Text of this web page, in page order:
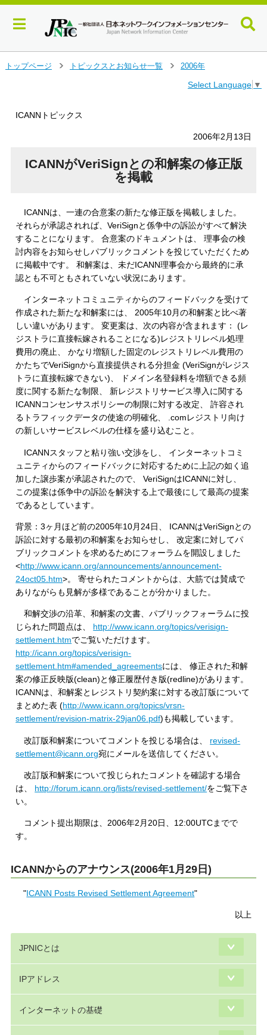
トップページ
トピックスとお知らせ一覧
2006年
Select Language ▼
ICANNトピックス
2006年2月13日
ICANNがVeriSignとの和解案の修正版
を掲載
ICANNは、一連の合意案の新たな修正版を掲載しました。
それらが承認されれば、VeriSignと係争中の訴訟がすべて解決
することになります。 合意案のドキュメントは、 理事会の検
討内容をお知らせしパブリックコメントを投じていただくため
に掲載中です。 和解案は、未だICANN理事会から最終的に承
認とも不可ともされていない状況にあります。
インターネットコミュニティからのフィードバックを受けて
作成された新たな和解案には、 2005年10月の和解案と比べ著
しい違いがあります。 変更案は、次の内容が含まれます： (レ
ジストラに直接転嫁されることになる)レジストリレベル処理
費用の廃止、 かなり増額した固定のレジストリレベル費用の
かたちでVeriSignから直接提供される分担金 (VeriSignがレジス
トラに直接転嫁できない)、 ドメイン名登録料を増額できる頻
度に関する新たな制限、 新レジストリサービス導入に関する
ICANNコンセンサスポリシーの制限に対する改定、 許容され
るトラフィックデータの使途の明確化、 .comレジストリ向け
の新しいサービスレベルの仕様を盛り込むこと。
ICANNスタッフと粘り強い交渉をし、 インターネットコミ
ュニティからのフィードバックに対応するために上記の如く追
加した譲歩案が承認されたので、 VeriSignはICANNに対し、
この提案は係争中の訴訟を解決する上で最後にして最高の提案
であるとしています。
背景：3ヶ月ほど前の2005年10月24日、 ICANNはVeriSignとの
訴訟に対する最初の和解案をお知らせし、 改定案に対してパ
ブリックコメントを求めるためにフォーラムを開設しました
<http://www.icann.org/announcements/announcement-
24oct05.htm>。 寄せられたコメントからは、大筋では賛成で
ありながらも見解が多様であることが分かりました。
和解交渉の沿革、和解案の文書、パブリックフォーラムに投
じられた問題点は、 http://www.icann.org/topics/verisign-
settlement.htmでご覧いただけます。
http://icann.org/topics/verisign-
settlement.htm#amended_agreementsには、 修正された和解
案の修正反映版(clean)と修正履歴付き版(redline)があります。
ICANNは、和解案とレジストリ契約案に対する改訂版について
まとめた表 (http://www.icann.org/topics/vrsn-
settlement/revision-matrix-29jan06.pdf)も掲載しています。
改訂版和解案についてコメントを投じる場合は、 revised-
settlement@icann.org宛にメールを送信してください。
改訂版和解案について投じられたコメントを確認する場合
は、 http://forum.icann.org/lists/revised-settlement/をご覧下さ
い。
コメント提出期限は、2006年2月20日、12:00UTCまでで
す。
ICANNからのアナウンス(2006年1月29日)
"ICANN Posts Revised Settlement Agreement"
以上
JPNICとは
IPアドレス
インターネットの基礎